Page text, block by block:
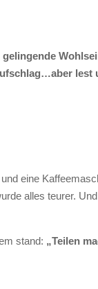
lest
eine
alles teurer.
stand: „Teilen